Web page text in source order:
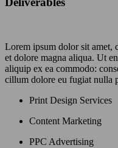
Lorem ipsum dolor sit amet,
et dolore magna aliqua. Ut
aliquip ex ea commodo:
cillum dolore eu fugiat nulla
Print Design Services
Content Marketing
PPC Advertising